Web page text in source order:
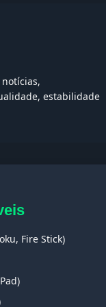
estabilidade
Fire Stick)